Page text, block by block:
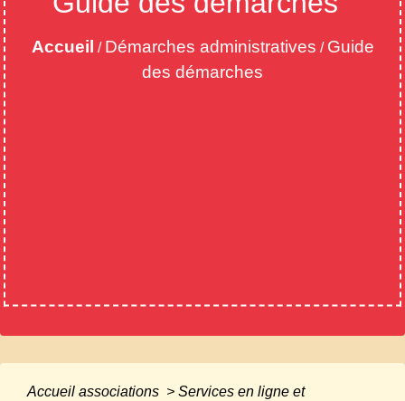
Accueil / Démarches administratives / Guide
des démarches
Accueil associations > Services en ligne et